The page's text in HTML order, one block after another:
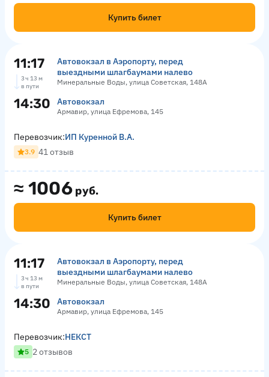
Купить билет
11:17
Автовокзал в Аэропорту, перед
выездными шлагбаумами налево
Минеральные Воды, улица Советская, 148А
3 ч 13 м
в пути
14:30 Автовокзал
Армавир, улица Ефремова, 145
≈ 1006 руб.
Купить билет
Перевозчик:ИП Куренной В.А.
3.9 41 отзыв
11:17
Автовокзал в Аэропорту, перед
выездными шлагбаумами налево
Минеральные Воды, улица Советская, 148А
3 ч 13 м
в пути
14:30 Автовокзал
Армавир, улица Ефремова, 145
Перевозчик:НЕКСТ
5 2 отзывов